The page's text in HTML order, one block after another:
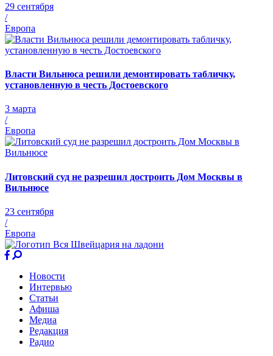
29 сентября
/
Европа
Власти Вильнюса решили демонтировать табличку,
установленную в честь Достоевского
3 марта
/
Европа
Литовский суд не разрешил достроить Дом Москвы в
Вильнюсе
23 сентября
/
Европа
Новости
Интервью
Статьи
Афиша
Медиа
Редакция
Радио